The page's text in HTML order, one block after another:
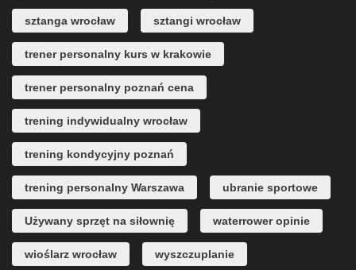
sztanga wrocław sztangi wrocław
trener personalny kurs w krakowie
trener personalny poznań cena
trening indywidualny wrocław
trening kondycyjny poznań
trening personalny Warszawa ubranie sportowe
Używany sprzęt na siłownię waterrower opinie
wioślarz wrocław wyszczuplanie